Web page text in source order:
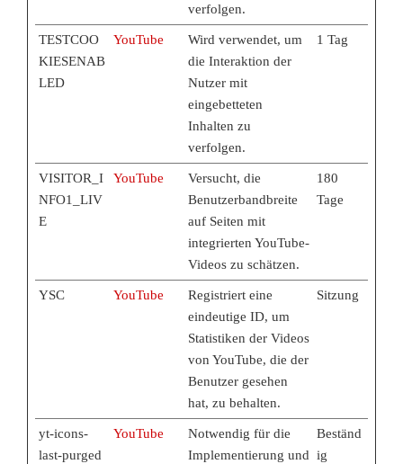
verfolgen.
TESTCOO
KIESENAB
LED
YouTube
Wird verwendet, um
die Interaktion der
Nutzer mit
eingebetteten
Inhalten zu
verfolgen.
1 Tag
VISITOR_I
NFO1_LIV
E
YouTube
Versucht, die
Benutzerbandbreite
auf Seiten mit
integrierten YouTube-
Videos zu schätzen.
180
Tage
YSC YouTube
Registriert eine
eindeutige ID, um
Statistiken der Videos
von YouTube, die der
Benutzer gesehen
hat, zu behalten.
Sitzung
yt-icons-
last-purged
YouTube
Notwendig für die
Implementierung und
Beständ
ig